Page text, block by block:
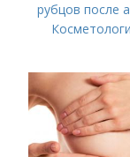
рубцов после